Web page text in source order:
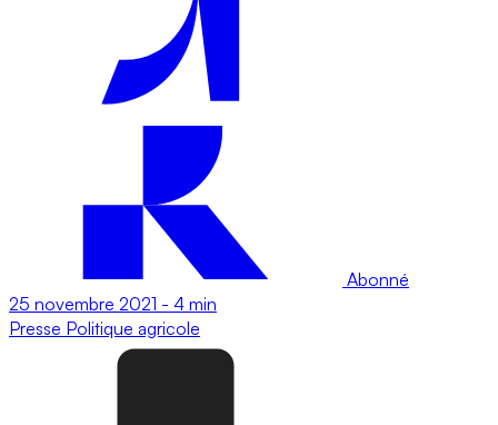
Abonné
25 novembre 2021 - 4 min
Presse Politique agricole